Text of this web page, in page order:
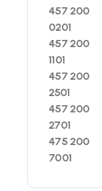
457 200
0201
457 200
1101
457 200
2501
457 200
2701
475 200
7001